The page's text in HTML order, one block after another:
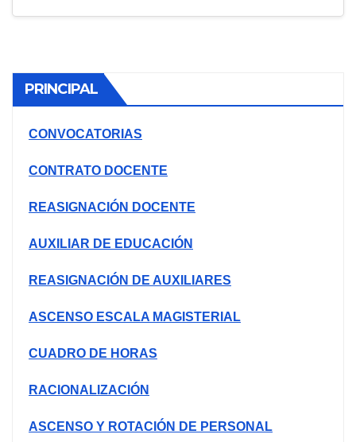
PRINCIPAL
CONVOCATORIAS
CONTRATO DOCENTE
REASIGNACIÓN DOCENTE
AUXILIAR DE EDUCACIÓN
REASIGNACIÓN DE AUXILIARES
ASCENSO ESCALA MAGISTERIAL
CUADRO DE HORAS
RACIONALIZACIÓN
ASCENSO Y ROTACIÓN DE PERSONAL